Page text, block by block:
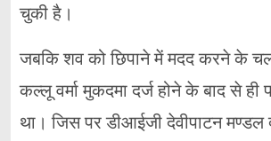
चुकी है।
जबकि शव को छिपाने में मदद करने के
कल्लू वर्मा मुकदमा दर्ज होने के बाद से ही
था। जिस पर डीआईजी देवीपाटन मण्डल